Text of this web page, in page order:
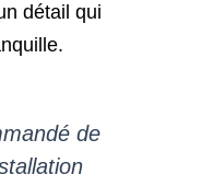
détail qui
de